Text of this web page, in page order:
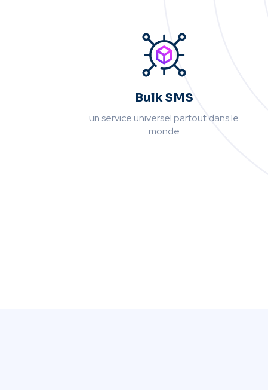
Bulk SMS
un service universel partout dans le
monde